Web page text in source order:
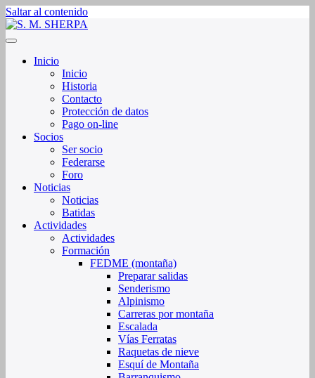
Saltar al contenido
S. M. SHERPA
Sociedad de Montaña Sherpa de La Rioja
Inicio
Inicio
Historia
Contacto
Protección de datos
Pago on-line
Socios
Ser socio
Federarse
Foro
Noticias
Noticias
Batidas
Actividades
Actividades
Formación
FEDME (montaña)
Preparar salidas
Senderismo
Alpinismo
Carreras por montaña
Escalada
Vías Ferratas
Raquetas de nieve
Esquí de Montaña